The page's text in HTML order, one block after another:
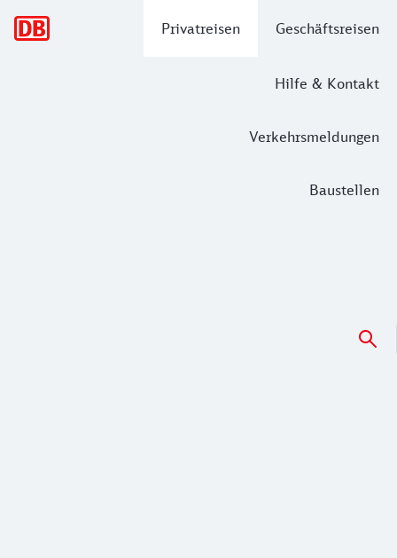
Privatreisen Geschäftsreisen
Hilfe & Kontakt
Verkehrsmeldungen
Baustellen